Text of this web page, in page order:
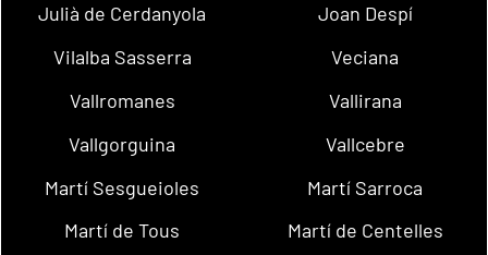
Julià de Cerdanyola
Joan Despí
Vilalba Sasserra
Veciana
Vallromanes
Vallirana
Vallgorguina
Vallcebre
Martí Sesgueioles
Martí Sarroca
Martí de Tous
Martí de Centelles